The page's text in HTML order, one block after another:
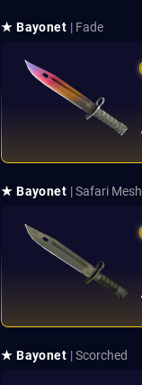
★ Bayonet | Fade
★ Bayonet | Safari Mesh
★ Bayonet | Scorched